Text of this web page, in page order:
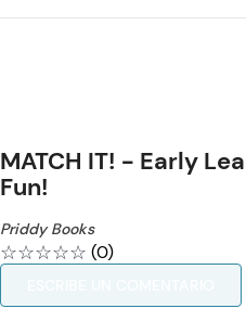
MATCH IT! - Early
Fun!
Priddy Books
☆☆☆☆☆ (0)